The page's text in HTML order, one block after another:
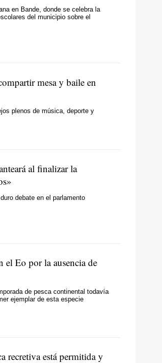
en Bande, donde se celebra la
del municipio sobre el
mesa y baile en
plenos de música, deporte y
al finalizar la
debate en el parlamento
el Eo por la ausencia de
de pesca continental todavía
ejemplar de esta especie
recretiva está permitida y